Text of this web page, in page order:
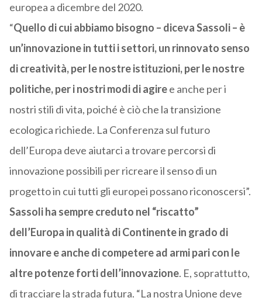
europea a dicembre del 2020.
“Quello di cui abbiamo bisogno – diceva Sassoli – è
un’innovazione in tutti i settori, un rinnovato senso
di creatività, per le nostre istituzioni, per le nostre
politiche, per i nostri modi di agiree anche per i
nostri stili di vita, poiché è ciò che la transizione
ecologica richiede. La Conferenza sul futuro
dell’Europa deve aiutarci a trovare percorsi di
innovazione possibili per ricreare il senso di un
progetto in cui tutti gli europei possano riconoscersi”.
Sassoli ha sempre creduto nel “riscatto”
dell’Europa in qualità di Continente in grado di
innovare e anche di competere ad armi pari con le
altre potenze forti dell’innovazione. E, soprattutto,
di tracciare la strada futura. “La nostra Unione deve